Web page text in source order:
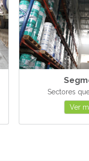
Sectores
Ver